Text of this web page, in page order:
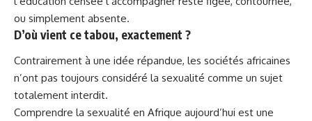
ou simplement absente.
D’où vient ce tabou, exactement ?
Contrairement à une idée répandue, les sociétés africaines
n’ont pas toujours considéré la sexualité comme un sujet
totalement interdit.
Comprendre la sexualité en Afrique aujourd’hui est une